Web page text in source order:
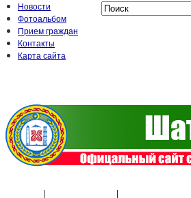
Новости
Фотоальбом
Прием граждан
Контакты
Карта сайта